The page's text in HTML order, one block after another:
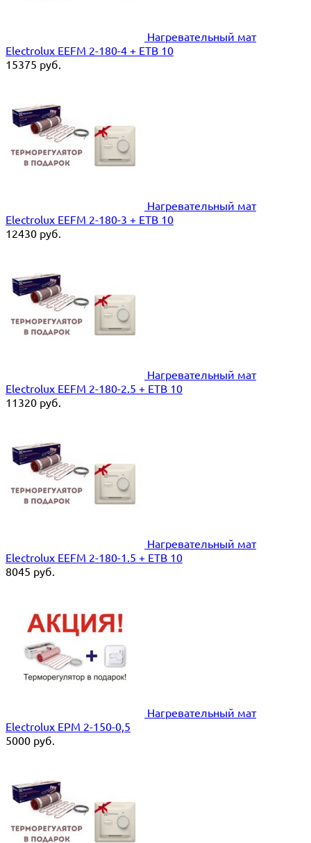
Нагревательный мат
Electrolux EEFM 2-180-4 + ETB 10
15375 руб.
Нагревательный мат
Electrolux EEFM 2-180-3 + ETB 10
12430 руб.
Нагревательный мат
Electrolux EEFM 2-180-2.5 + ETB 10
11320 руб.
Нагревательный мат
Electrolux EEFM 2-180-1.5 + ETB 10
8045 руб.
Нагревательный мат
Electrolux EPM 2-150-0,5
5000 руб.